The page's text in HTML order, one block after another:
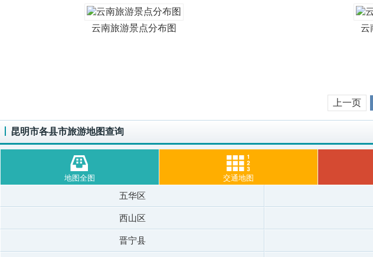
云南旅游景点分布图 云
上一页
昆明市各县市旅游地图查询
地图全图 交通地图
五华区
西山区
晋宁县